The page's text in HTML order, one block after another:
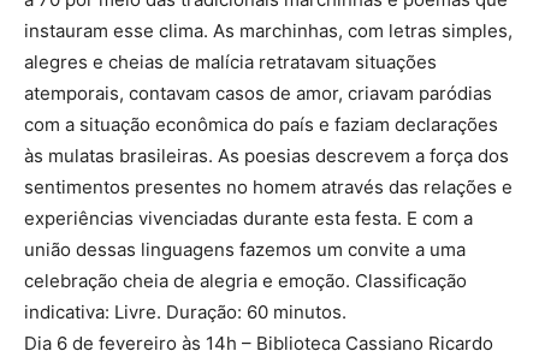
instauram esse clima. As marchinhas, com letras simples,
alegres e cheias de malícia retratavam situações
atemporais, contavam casos de amor, criavam paródias
com a situação econômica do país e faziam declarações
às mulatas brasileiras. As poesias descrevem a força dos
sentimentos presentes no homem através das relações e
experiências vivenciadas durante esta festa. E com a
união dessas linguagens fazemos um convite a uma
celebração cheia de alegria e emoção. Classificação
indicativa: Livre. Duração: 60 minutos.
Dia 6 de fevereiro às 14h – Biblioteca Cassiano Ricardo